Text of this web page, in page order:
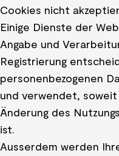
Cookies nicht
Einige Dienste der
Angabe und
Registrierung
personenbezogenen
und verwendet,
Änderung des
ist.
Ausserdem werden